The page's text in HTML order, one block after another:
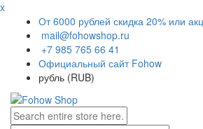
x
От 6000 рублей скидка 20% или
mail@fohowshop.ru
+7 985 765 66 41
Официальный сайт Fohow
рубль (RUB)